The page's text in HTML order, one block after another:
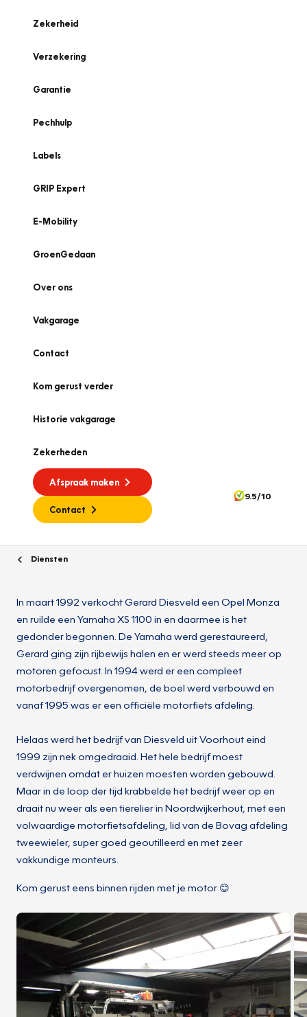
Zekerheid
Verzekering
Garantie
Pechhulp
Labels
GRIP Expert
E-Mobility
GroenGedaan
Over ons
Vakgarage
Contact
Kom gerust verder
Historie vakgarage
Zekerheden
Afspraak maken
Contact
9.5/10
Diensten
In maart 1992 verkocht Gerard Diesveld een Opel Monza
en ruilde een Yamaha XS 1100 in en daarmee is het
gedonder begonnen. De Yamaha werd gerestaureerd,
Gerard ging zijn rijbewijs halen en er werd steeds meer op
motoren gefocust. In 1994 werd er een compleet
motorbedrijf overgenomen, de boel werd verbouwd en
vanaf 1995 was er een officiële motorfiets afdeling.
Helaas werd het bedrijf van Diesveld uit Voorhout eind
1999 zijn nek omgedraaid. Het hele bedrijf moest
verdwijnen omdat er huizen moesten worden gebouwd.
Maar in de loop der tijd krabbelde het bedrijf weer op en
draait nu weer als een tierelier in Noordwijkerhout, met een
volwaardige motorfietsafdeling, lid van de Bovag afdeling
tweewieler, super goed geoutilleerd en met zeer
vakkundige monteurs.
Kom gerust eens binnen rijden met je motor 😊